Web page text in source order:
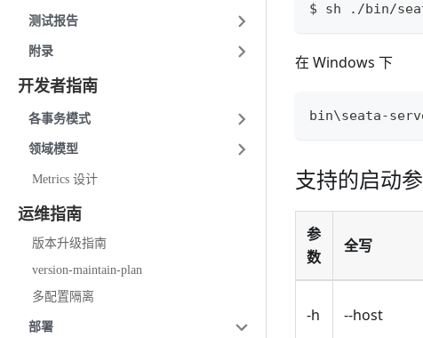
测试报告
附录
开发者指南
各事务模式
领域模型
Metrics 设计
运维指南
版本升级指南
version-maintain-plan
多配置隔离
部署
$ sh ./bin/
在 Windows 下
bin\seata-
支持的启动
参
数
全写
-h --host